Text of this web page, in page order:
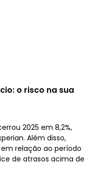
o risco na sua
2025 em 8,2%,
Além disso,
relação ao período
de atrasos acima de